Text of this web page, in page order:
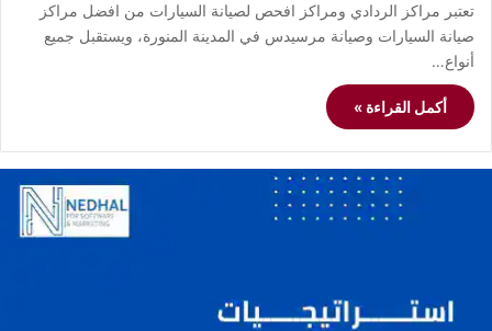
تعتبر مراكز الردادي ومراكز افحص لصيانة السيارات من افضل مراكز
صيانة السيارات وصيانة مرسيدس في المدينة المنورة، ويستقبل جميع
أنواع…
أكمل القراءة »